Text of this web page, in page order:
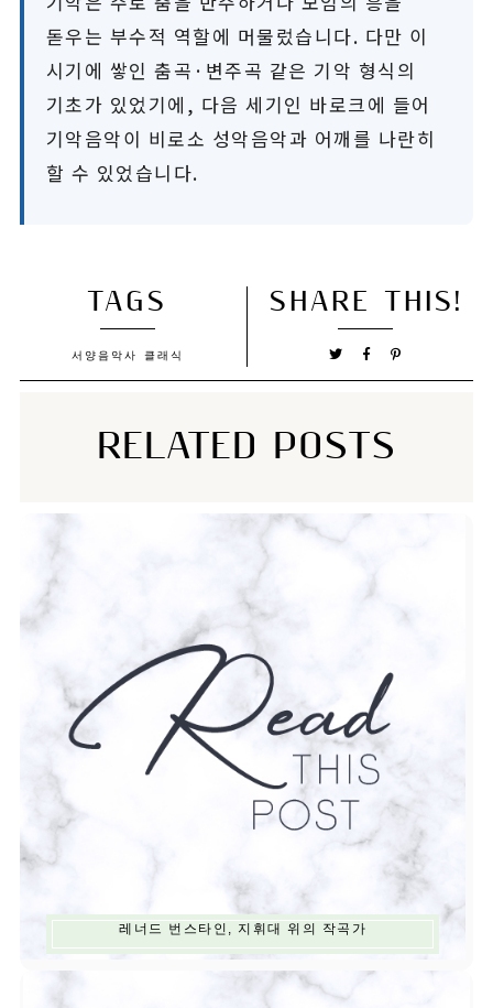
돋우는 부수적 역할에 머물렀습니다. 다만 이
시기에 쌓인 춤곡·변주곡 같은 기악 형식의
기초가 있었기에, 다음 세기인 바로크에 들어
기악음악이 비로소 성악음악과 어깨를 나란히
할 수 있었습니다.
SHARE THIS!
TAGS
서양음악사 클래식
RELATED POSTS
레너드 번스타인, 지휘대 위의 작곡가